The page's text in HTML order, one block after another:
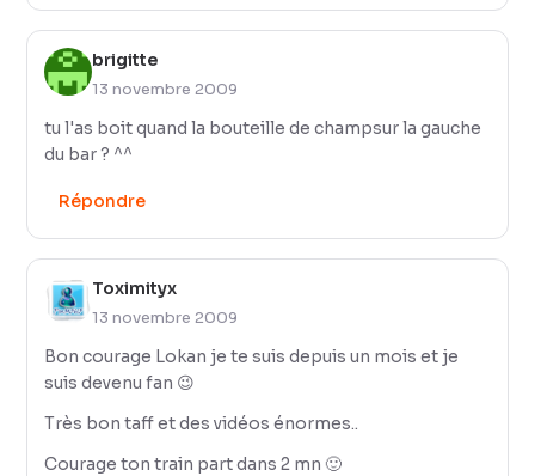
brigitte
13 novembre 2009
tu l'as boit quand la bouteille de champsur la gauche
du bar ? ^^
Répondre
Toximityx
13 novembre 2009
Bon courage Lokan je te suis depuis un mois et je
suis devenu fan 😉
Très bon taff et des vidéos énormes..
Courage ton train part dans 2 mn 🙂